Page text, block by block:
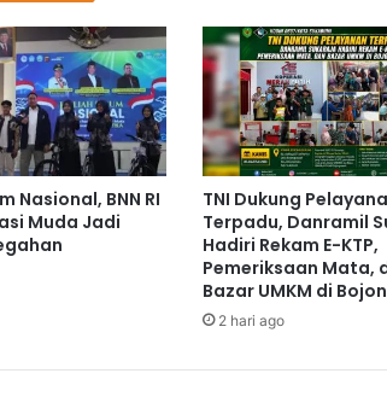
Nasional, BNN RI
Muda Jadi
TNI Dukung
Terpadu, Danramil
Hadiri Rekam E-KTP,
Pemeriksaan Mata,
Bazar UMKM di
2 hari ago